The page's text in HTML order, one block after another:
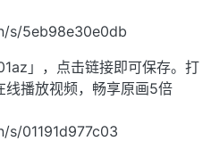
s/5eb98e30e0db
」，点击链接即可保存。打
线播放视频，畅享原画5倍
s/01191d977c03